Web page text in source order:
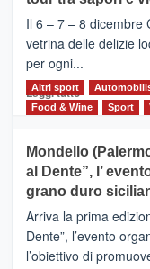
–
Vivicittà,
alla
scoperta
del
territorio,
e
messaggi
di
Il 6 – 7 – 8 dicembre
vetrina delle delizie
per ogni...
Leggi tuttoLeggi
di
DI
SICILIA
(Ct)
–
Il
Borgo
Altri sport
Food & Wine
Sport
Mondello
al Dente”, l’
grano duro
Arriva la prima
Dente”, l’evento
l’obiettivo di